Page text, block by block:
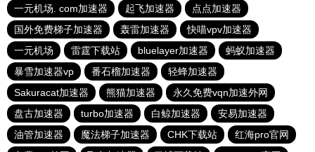
一元机场. com加速器
起飞加速器
点点加速器
国外免费梯子加速器
轰雷加速器
快喵vpv加速器
一元机场
雷霆下载站 bluelayer加速器
蚂蚁加速器
暴雪加速器vp
番石榴加速器
轻蜂加速器
Sakuracat加速器
熊猫加速器
永久免费vqn加速外网
盘古加速器
turbo加速器 白鲸加速器
安易加速器
油管加速器
魔法梯子加速器 CHK下载站
红海pro官网